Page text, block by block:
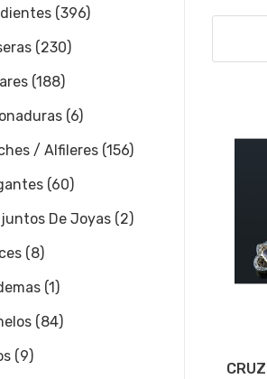
(396)
(230)
(188)
(6)
/ Alfileres (156)
(60)
De Joyas (2)
(8)
(1)
(84)
(9)